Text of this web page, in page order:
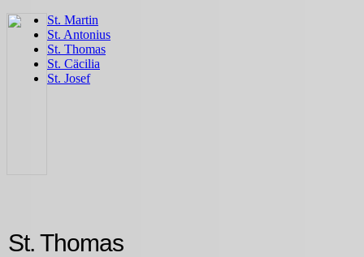
St. Thomas